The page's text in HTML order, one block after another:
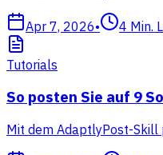
Apr 7, 2026• 4 Min.
Tutorials
So posten Sie auf 9
Mit dem AdaptlyPost-Skill